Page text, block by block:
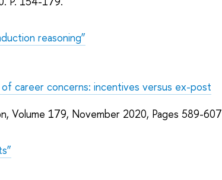
reasoning”
career concerns: incentives versus ex-post
Volume 179, November 2020, Pages 589-607